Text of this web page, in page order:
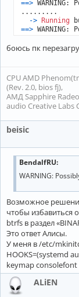
==>
.........
-> Running
==>
боюсь пк
CPU AMD
(Rev. 2.0, bios fj),
АМД Sapphire
audio Creative Labs
beisic
BendalfRU:
WARNING:
Возможное
чтобы избавиться
btrfs в раздел
Это ответ Алисы.
У меня в /etc/
HOOKS=(systemd
keymap
ALiEN